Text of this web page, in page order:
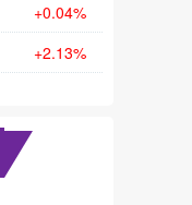
+0.04%
+2.13%